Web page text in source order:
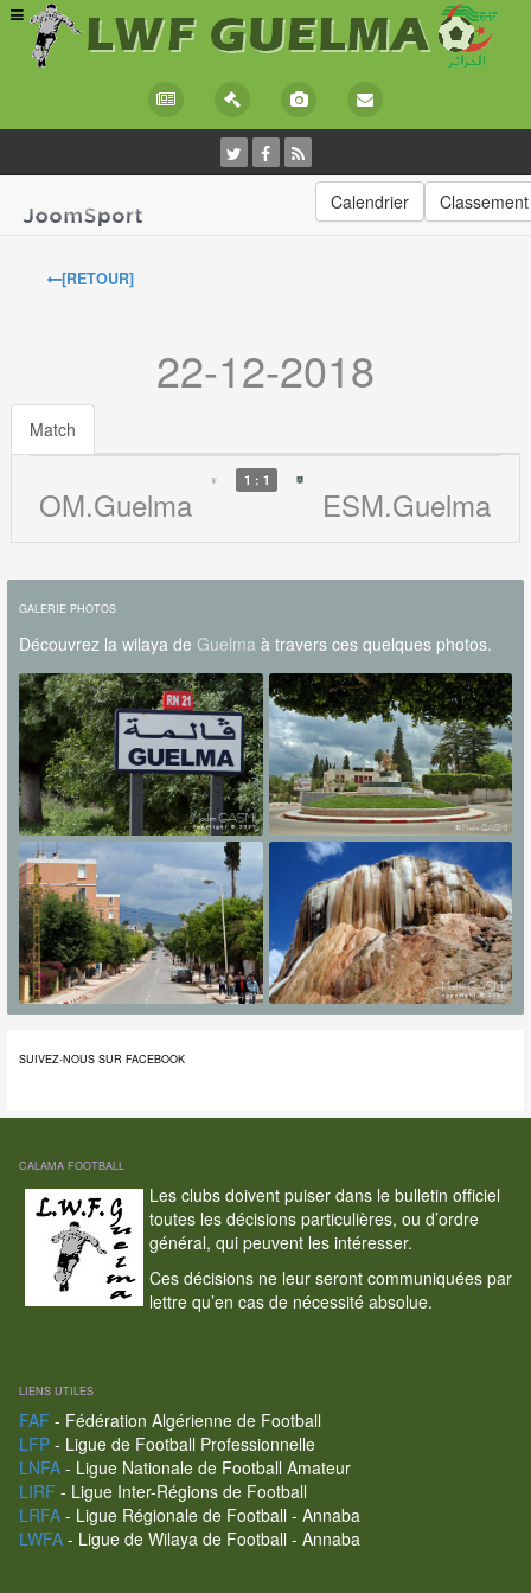
Calendrier Classement
[RETOUR]
22-12-2018
Match
OM.Guelma
1 : 1
ESM.Guelma
GALERIE PHOTOS
Découvrez la wilaya de Guelma à travers ces quelques photos.
SUIVEZ-NOUS SUR FACEBOOK
CALAMA FOOTBALL
Les clubs doivent puiser dans le bulletin officiel
toutes les décisions particulières, ou d’ordre
général, qui peuvent les intéresser.
Ces décisions ne leur seront communiquées par
lettre qu’en cas de nécessité absolue.
LIENS UTILES
FAF - Fédération Algérienne de Football
LFP- Ligue de Football Professionnelle
LNFA- Ligue Nationale de Football Amateur
LIRF - Ligue Inter-Régions de Football
LRFA- Ligue Régionale de Football - Annaba
LWFA- Ligue de Wilaya de Football - Annaba